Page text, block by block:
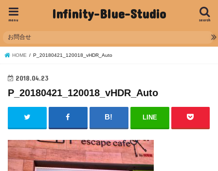
Infinity-Blue-Studio search
menu
お問合せ
HOME P_20180421_120018_vHDR_Auto
2018.04.23
P_20180421_120018_vHDR_Auto
LINE